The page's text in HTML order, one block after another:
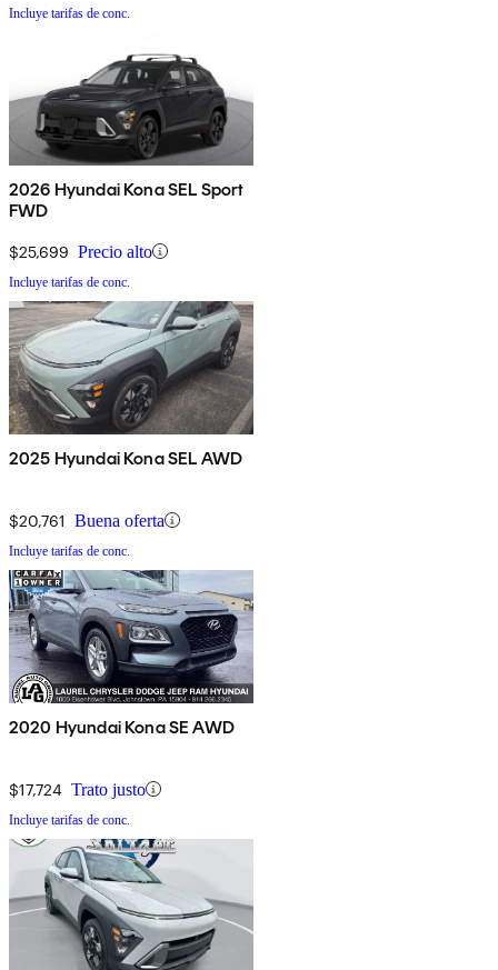
Incluye tarifas de conc.
2026 Hyundai Kona SEL Sport
FWD
$25,699 Precio alto
Incluye tarifas de conc.
2025 Hyundai Kona SEL AWD
$20,761 Buena oferta
Incluye tarifas de conc.
2020 Hyundai Kona SE AWD
$17,724 Trato justo
Incluye tarifas de conc.